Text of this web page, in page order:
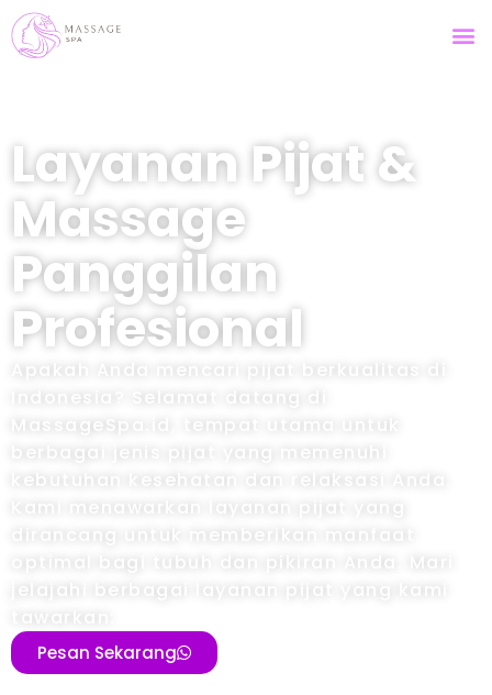
Layanan Pijat &
Massage
Panggilan
Profesional
MassageSpa.id, tempat utama untuk
berbagai jenis pijat yang memenuhi
kebutuhan kesehatan dan relaksasi Anda.
optimal bagi tubuh dan pikiran Anda. Mari
jelajahi berbagai layanan pijat yang kami
Pesan Sekarang